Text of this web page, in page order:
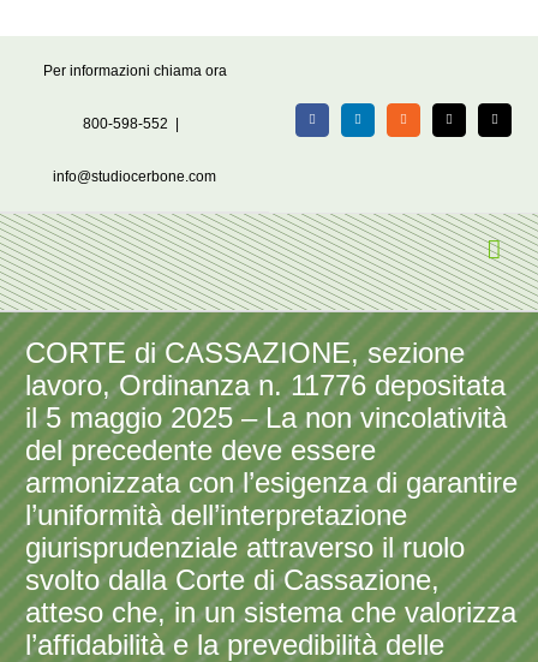
Per informazioni chiama ora
800-598-552
info@studiocerbone.com
FacebookLinkedIn Rss X Email
CORTE di CASSAZIONE, sezione
lavoro, Ordinanza n. 11776 depositata
il 5 maggio 2025 – La non vincolatività
del precedente deve essere
armonizzata con l’esigenza di garantire
l’uniformità dell’interpretazione
giurisprudenziale attraverso il ruolo
svolto dalla Corte di Cassazione,
atteso che, in un sistema che valorizza
l’affidabilità e la prevedibilità delle